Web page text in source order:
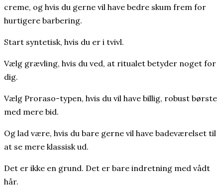
creme, og hvis du gerne vil have bedre skum frem for
hurtigere barbering.
Start syntetisk, hvis du er i tvivl.
Vælg grævling, hvis du ved, at ritualet betyder noget for
dig.
Vælg Proraso-typen, hvis du vil have billig, robust børste
med mere bid.
Og lad være, hvis du bare gerne vil have badeværelset til
at se mere klassisk ud.
Det er ikke en grund. Det er bare indretning med vådt
hår.